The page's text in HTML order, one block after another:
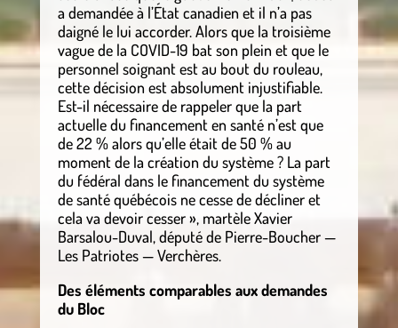
a demandée à l’État canadien et il n’a pas
daigné le lui accorder. Alors que la troisième
vague de la COVID-19 bat son plein et que le
personnel soignant est au bout du rouleau,
cette décision est absolument injustifiable.
Est-il nécessaire de rappeler que la part
actuelle du financement en santé n’est que
de 22 % alors qu’elle était de 50 % au
moment de la création du système ? La part
du fédéral dans le financement du système
de santé québécois ne cesse de décliner et
cela va devoir cesser », martèle Xavier
Barsalou-Duval, député de Pierre-Boucher —
Les Patriotes — Verchères.
Des éléments comparables aux demandes
du Bloc